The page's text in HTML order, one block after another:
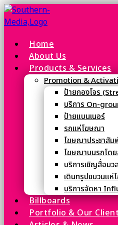
Home
About Us
Products & Services
Promotion &
ป้ายกองโจร
บริการ On-
ป้ายแบนเนอร์
รถแห่โฆษณา
โฆษณาประชาสัม
โฆษณาบนรถโด
บริการเชิญสื่อมว
เดินทรูปขบวนแห่
บริการจัดหา
Billboards
Portfolio & Our